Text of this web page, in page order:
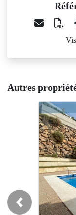
Autres
2240-CARLIII
Previous